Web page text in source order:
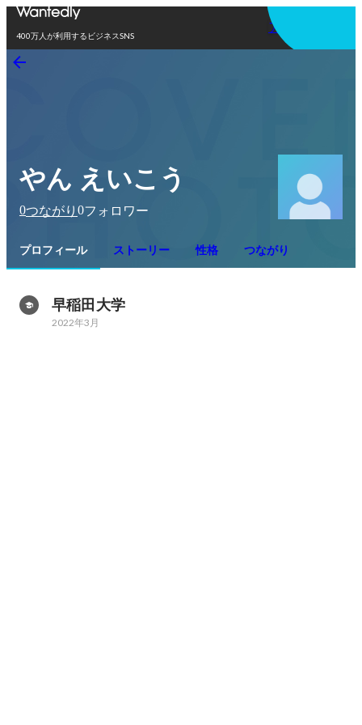
400万人が利用するビジネスSNS
アプリを使う
やん えいこう
0つながり 0フォロワー
プロフィール ストーリー 性格 つながり
早稲田大学
2022年3月